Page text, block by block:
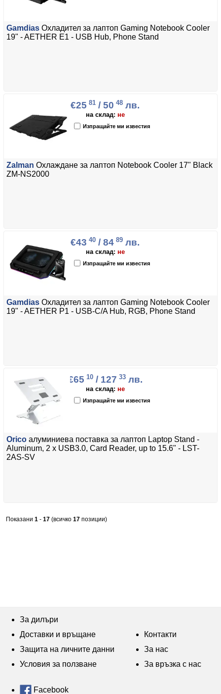
Gamdias Охладител за лаптоп Gaming Notebook Cooler
19" - AETHER E1 - USB Hub, Phone Stand
€25 81 / 50 48 лв.
на склад: не
Изпращайте ми известия
Zalman Охлаждане за лаптоп Notebook Cooler 17" Black
ZM-NS2000
€43 40 / 84 89 лв.
на склад: не
Изпращайте ми известия
Gamdias Охладител за лаптоп Gaming Notebook Cooler
19" - AETHER P1 - USB-C/A Hub, RGB, Phone Stand
€65 10 / 127 33 лв.
на склад: не
Изпращайте ми известия
Orico алуминиева поставка за лаптоп Laptop Stand -
Aluminum, 2 x USB3.0, Card Reader, up to 15.6" - LST-
2AS-SV
Показани 1 - 17 (всичко 17 позиции)
За дилъри
Доставки и връщане
Защита на личните данни
Условия за ползване
Контакти
За нас
За връзка с нас
Facebook